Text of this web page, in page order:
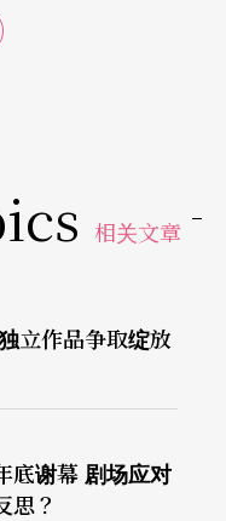
的、跨领域的艺
是让人鼓舞的现
相关文章
立作品争取绽放
底谢幕 剧场应对
思？